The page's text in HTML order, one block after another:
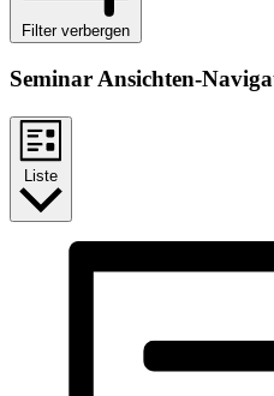
Filter verbergen
Seminar Ansichten-
Liste